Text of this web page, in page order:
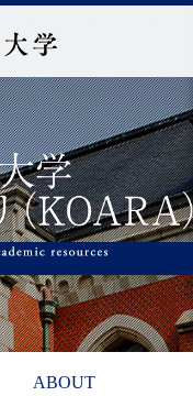
ABOUT